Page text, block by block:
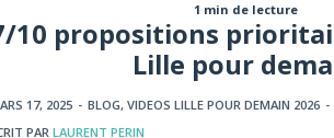
1 min de lecture
10 propositions
Lille pour
17, 2025 - BLOG, VIDEOS LILLE POUR DEMAIN 2026 -
PARLAURENT PERIN